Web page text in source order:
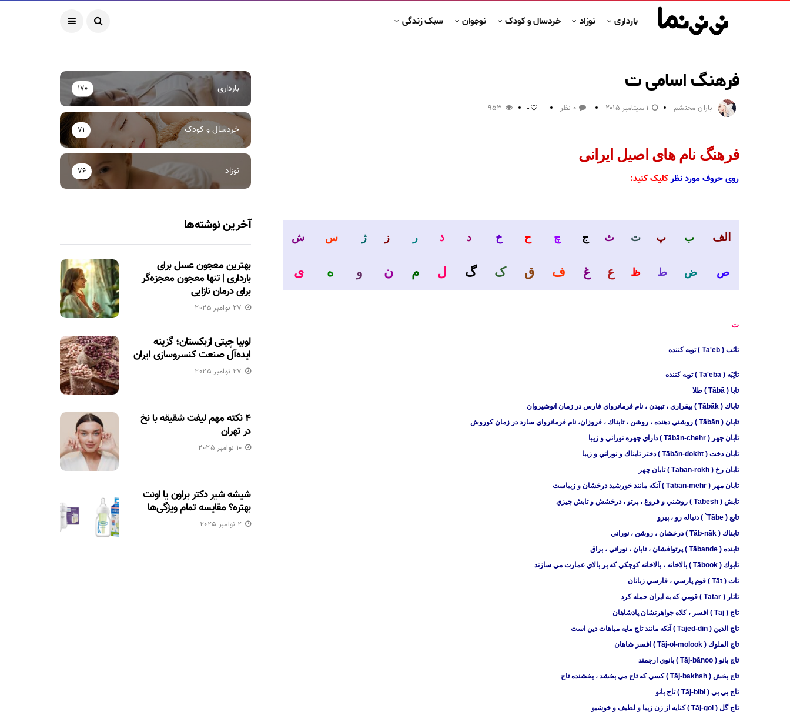
بارداری نوزاد خردسال و کودک نوجوان سبک زندگی
فرهنگ اسامی ت
باران محتشم 1 سپتامبر 2015 0 نظر 0
953
فرهنگ نام های اصیل ایرانی
روی حروف مورد نظرکلیک کنید:
الف ب پ ت ث ج چ ح خ د ذ ر ز ژ س ش
ص ض ط ظ ع غ ف ق ک گ ل م ن و ه ی
ت
تائب ( Tā'eb ) توبه كننده
تائِبَه ( Tā'eba ) توبه کننده
تابا ( Tābā ) طلا
تاباك ( Tābāk ) بيقراري ، تپيدن ، نام فرمانرواي فارس در زمان انوشيروان
تابان ( Tābān ) روشني دهنده ، روشن ، تابناك ، فروزان، نام فرمانرواي سارد در زمان كوروش
تابان چهر ( Tābān-chehr ) داراي چهره نوراني و زيبا
تابان دخت ( Tābān-dokht ) دختر تابناك و نوراني و زيبا
تابان رخ ( Tābān-rokh ) تابان چهر
تابان مهر ( Tābān-mehr ) آنكه مانند خورشيد درخشان و زيباست
تابش ( Tābesh ) روشني و فروغ ، پرتو ، درخشش و تابش چيزي
تابع ( Tābe` ) دنباله رو ، پیرو
تابناك ( Tāb-nāk ) درخشان ، روشن ، نوراني
تابنده ( Tābande ) پرتوافشان ، تابان ، نوراني ، براق
تابوك ( Tābook ) بالاخانه ، بالاخانه كوچكي كه بر بالاي عمارت مي سازند
تات ( Tāt ) قوم پارسي ، فارسي زبانان
تاتار ( Tātār ) قومي كه به ايران حمله كرد
تاج ( Tāj ) افسر ، ‌كلاه جواهرنشان پادشاهان
تاج الدين ( Tājed-din ) آنكه مانند تاج مايه مباهات دين است
تاج الملوك ( Tāj-ol-molook ) افسر شاهان
تاج بانو ( Tāj-bānoo ) بانوي ارجمند
تاج بخش ( Tāj-bakhsh ) كسي كه تاج مي بخشد ، بخشنده تاج
تاج بي بي ( Tāj-bibi ) تاج بانو
تاج گل ( Tāj-gol ) كنايه از زن زيبا و لطيف و خوشبو
بارداری 170
خردسال و کودک 71
نوزاد 76
آخرین نوشته‌ها
بهترین معجون عسل برای
بارداری | تنها معجون معجزه‌گر
برای درمان نازایی
27 نوامبر 2025
لوبیا چیتی ازبکستان؛ گزینه
ایده‌آل صنعت کنسروسازی ایران
27 نوامبر 2025
۴ نکته مهم لیفت شقیقه با نخ
در تهران
10 نوامبر 2025
شیشه شیر دکتر براون یا اونت
بهتره؟ مقایسه تمام ویژگی‌ها
2 نوامبر 2025